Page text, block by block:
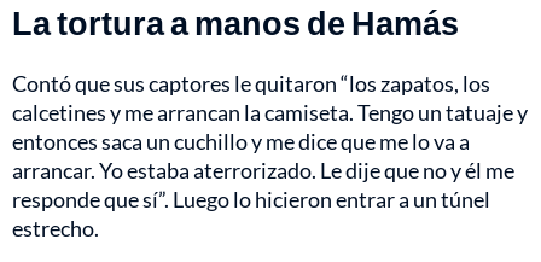
La tortura a manos de Hamás
Contó que sus captores le quitaron “los zapatos, los
calcetines y me arrancan la camiseta. Tengo un tatuaje y
entonces saca un cuchillo y me dice que me lo va a
arrancar. Yo estaba aterrorizado. Le dije que no y él me
responde que sí”. Luego lo hicieron entrar a un túnel
estrecho.